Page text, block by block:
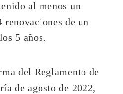
al menos un
de un
5 años.
del Reglamento de
de agosto de 2022,